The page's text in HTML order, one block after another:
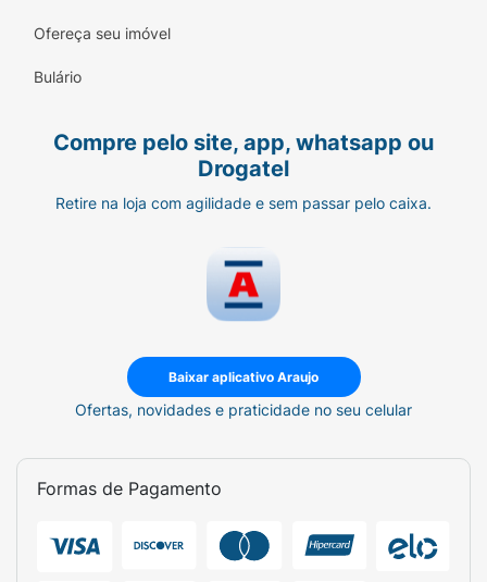
Ofereça seu imóvel
Bulário
Compre pelo site, app, whatsapp ou
Drogatel
Retire na loja com agilidade e sem passar pelo caixa.
Baixar aplicativo Araujo
Ofertas, novidades e praticidade no seu celular
Formas de Pagamento